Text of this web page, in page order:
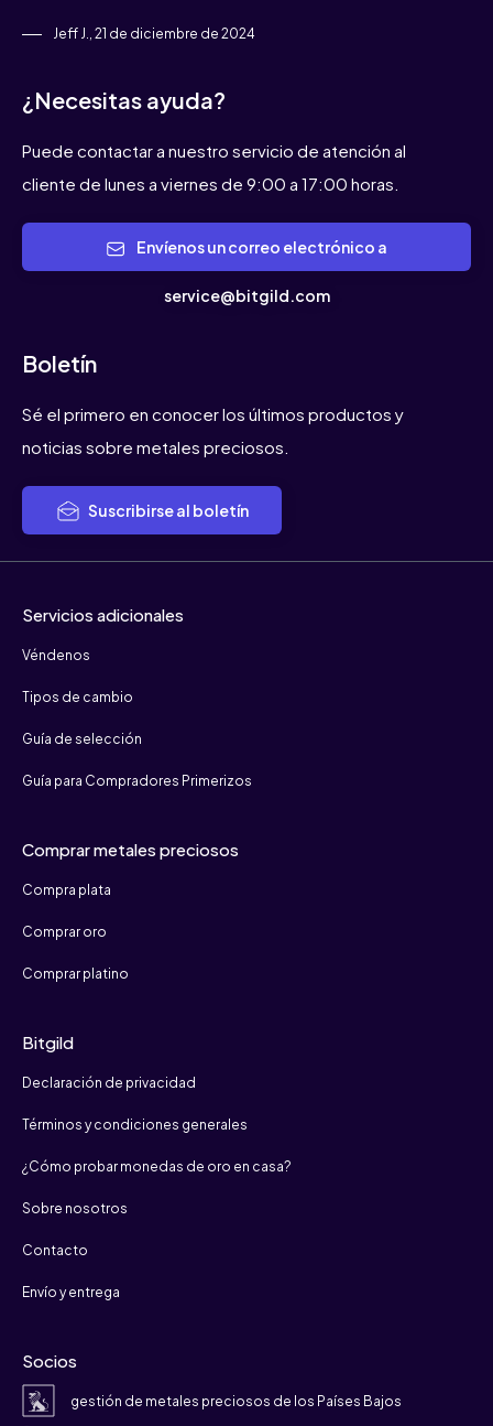
Jeff J., 21 de diciembre de 2024
¿Necesitas ayuda?
Puede contactar a nuestro servicio de atención al
cliente de lunes a viernes de 9:00 a 17:00 horas.
service@bitgild.com
Boletín
Sé el primero en conocer los últimos productos y
noticias sobre metales preciosos.
Suscribirse al boletín
Servicios adicionales
Véndenos
Tipos de cambio
Guía de selección
Guía para Compradores Primerizos
Comprar metales preciosos
Compra plata
Comprar oro
Comprar platino
Bitgild
Declaración de privacidad
Términos y condiciones generales
¿Cómo probar monedas de oro en casa?
Sobre nosotros
Contacto
Envío y entrega
Socios
gestión de metales preciosos de los Países Bajos